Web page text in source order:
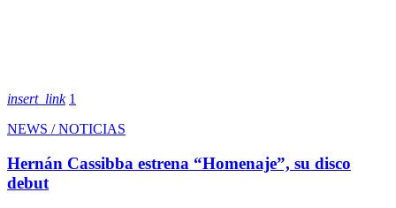
insert_link 1
NEWS / NOTICIAS
Hernán Cassibba estrena “Homenaje”, su disco
debut